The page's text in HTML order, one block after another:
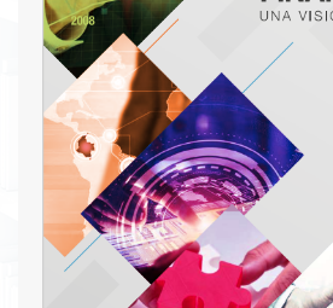
amable, tanto para los
y estudiantes de estas
sociedad en general.
Descargar PDF